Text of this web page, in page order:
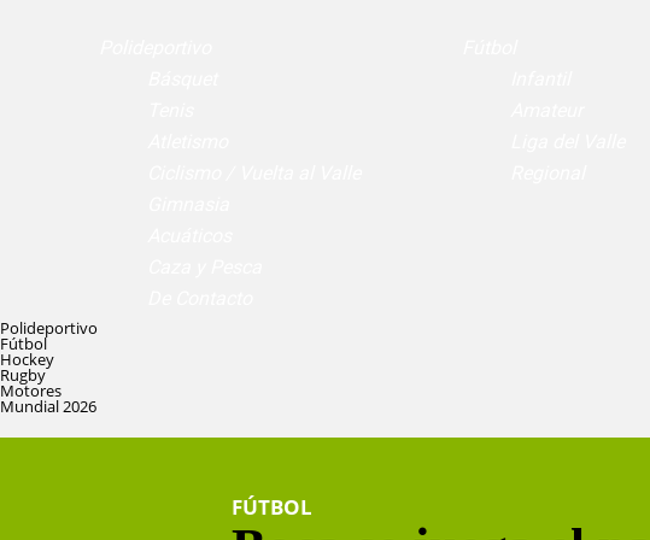
Polideportivo
Fútbol
Hockey
Rugby
Motores
Mundial 2026
FÚTBOL